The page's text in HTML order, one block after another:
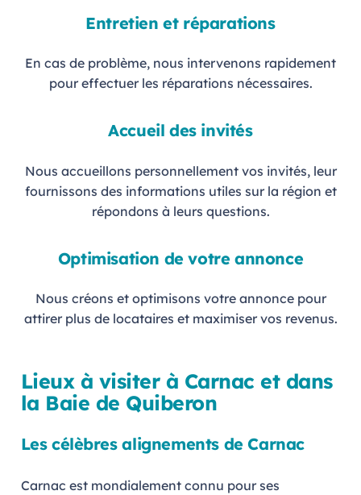
Entretien et réparations
En cas de problème, nous intervenons rapidement
pour effectuer les réparations nécessaires.
Accueil des invités
Nous accueillons personnellement vos invités, leur
fournissons des informations utiles sur la région et
répondons à leurs questions.
Optimisation de votre annonce
Nous créons et optimisons votre annonce pour
attirer plus de locataires et maximiser vos revenus.
Lieux à visiter à Carnac et dans
la Baie de Quiberon
Les célèbres alignements de Carnac
Carnac est mondialement connu pour ses